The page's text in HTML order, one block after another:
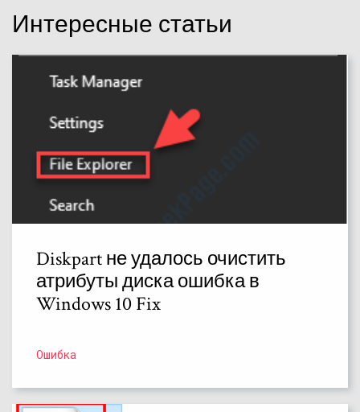
Интересные статьи
Diskpart не удалось очистить
атрибуты диска ошибка в
Windows 10 Fix
Ошибка